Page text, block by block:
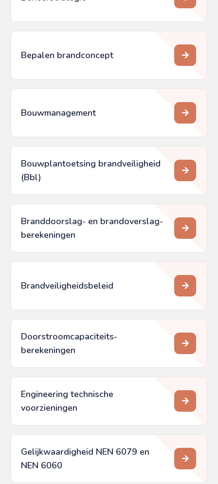
Bepalen brandconcept
Bouwmanagement
Bouwplantoetsing brandveiligheid
(Bbl)
Branddoorslag- en brandoverslag­
berekeningen
Brandveiligheidsbeleid
Doorstroomcapaciteits­
berekeningen
Engineering technische
voorzieningen
Gelijkwaardigheid NEN 6079 en
NEN 6060